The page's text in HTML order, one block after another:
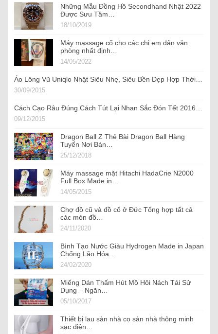
Những Mẫu Đồng Hồ Secondhand Nhật 2022
Được Sưu Tầm…
18/10/2019
Máy massage cổ cho các chị em dân văn
phòng nhất định…
14/05/2022
Áo Lông Vũ Uniqlo Nhật Siêu Nhẹ, Siêu Bền Đẹp Hợp Thời…
30/09/2015
Cách Cạo Râu Đúng Cách Tút Lại Nhan Sắc Đón Tết 2016…
09/12/2015
Dragon Ball Z Thẻ Bài Dragon Ball Hàng
Tuyển Nơi Bán…
25/12/2018
Máy massage mặt Hitachi HadaCrie N2000
Full Box Made in…
14/05/2015
Chợ đồ cũ và đồ cổ ở Đức Tổng hợp tất cả
các món đồ…
24/11/2020
Bình Tạo Nước Giàu Hydrogen Made in Japan
Chống Lão Hóa…
24/02/2020
Miếng Dán Thấm Hút Mồ Hôi Nách Tái Sử
Dụng – Ngăn…
05/10/2017
Thiết bị lau sàn nhà cọ sàn nhà thông minh
sạc điện…